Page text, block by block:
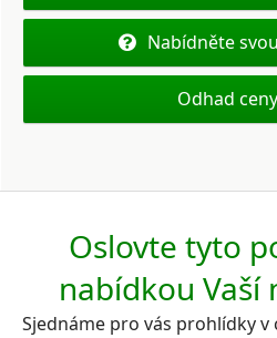
Nabídněte
Odhad
Oslovte tyto
nabídkou Vaší
Sjednáme pro vás prohlídky